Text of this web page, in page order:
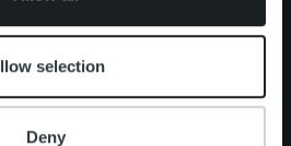
selection
Deny
Avoimet työpaikat